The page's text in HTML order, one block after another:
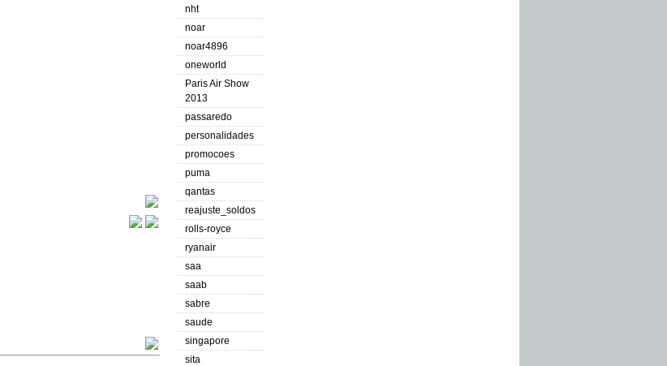
nht
noar
noar4896
oneworld
Paris Air Show
2013
passaredo
personalidades
promocoes
puma
qantas
reajuste_soldos
rolls-royce
ryanair
saa
saab
sabre
saude
singapore
sita